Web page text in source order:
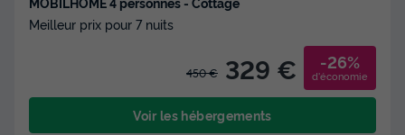
Meilleur prix pour 7 nuits
450 € 329 € -26%
d'économie
Voir les hébergements